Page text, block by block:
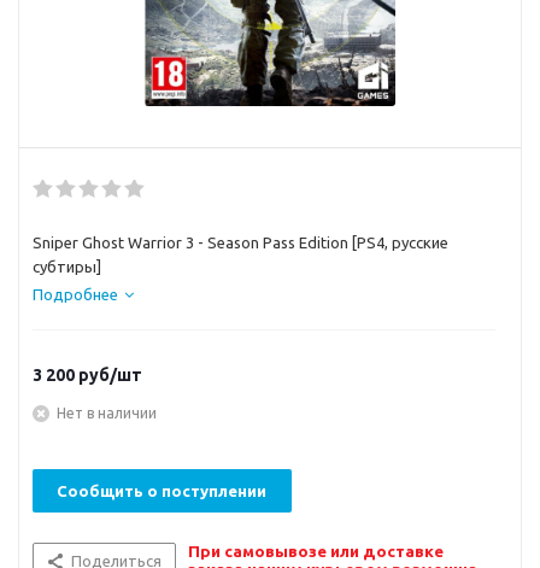
Sniper Ghost Warrior 3 - Season Pass Edition [PS4, русские
субтиры]
Подробнее
3 200 руб/шт
Нет в наличии
Сообщить о поступлении
Поделиться
При самовывозе или доставке